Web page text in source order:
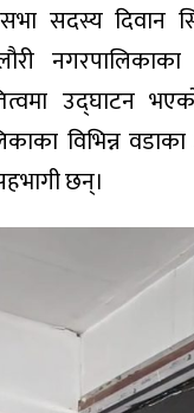
सदस्य दिवान
नगरपालिकाका
उद्घाटन
विभिन्न
छन्।